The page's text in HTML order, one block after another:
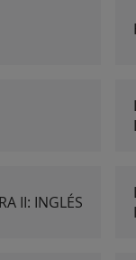
II: INGLÉS